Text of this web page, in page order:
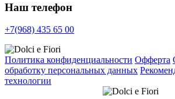
Наш телефон
+7(968) 435 65 00
Политика конфиденциальности Офферта
обработку персональных данных
технологии